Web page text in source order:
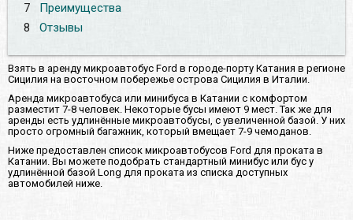
7
Преимущества
8
Отзывы
Взять в аренду микроавтобус Ford в городе-порту Катания в регионе
Сицилия на восточном побережье острова Сицилия в Италии.
Аренда микроавтобуса или минибуса в Катании с комфортом
разместит 7-8 человек. Некоторые бусы имеют 9 мест. Так же для
аренды есть удлинённые микроавтобусы, с увеличенной базой. У них
просто огромный багажник, который вмещает 7-9 чемоданов.
Ниже предоставлен список микроавтобусов Ford для проката в
Катании. Вы можете подобрать стандартный минибус или бус у
удлинённой базой Long для проката из списка доступных
автомобилей ниже.